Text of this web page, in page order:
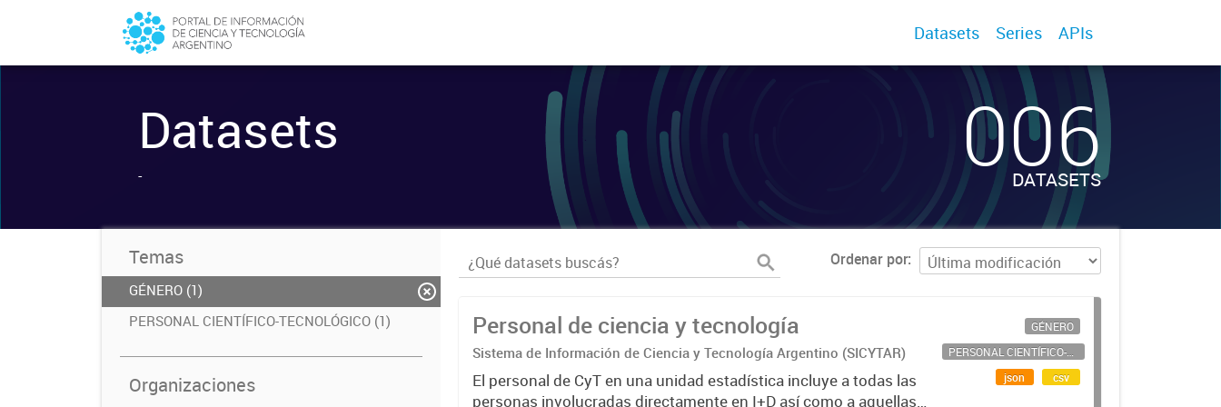
Datasets Series APIs
Datasets
- 006
DATASETS
Temas
GÉNERO (1)
PERSONAL CIENTÍFICO-TECNOLÓGICO (1)
Organizaciones
Ordenar por
Personal de ciencia y tecnología
Sistema de Información de Ciencia y Tecnología Argentino (SICYTAR)
El personal de CyT en una unidad estadística incluye a todas las
personas involucradas directamente en I+D así como a aquellas
GÉNERO
PERSONAL CIENTÍFICO-TECNOLÓGICO
json
csv